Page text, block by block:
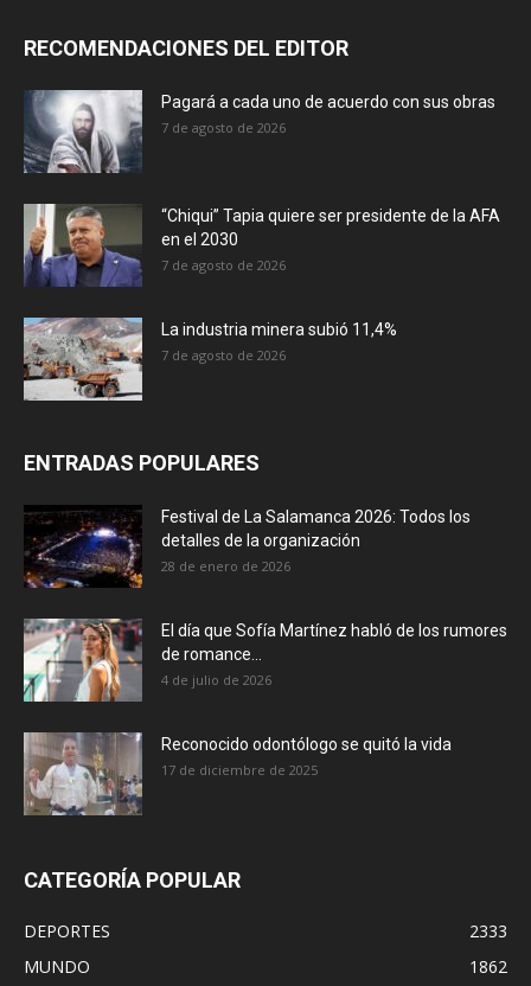
RECOMENDACIONES DEL EDITOR
Pagará a cada uno de acuerdo con sus obras
7 de agosto de 2026
“Chiqui” Tapia quiere ser presidente de la AFA
en el 2030
7 de agosto de 2026
La industria minera subió 11,4%
7 de agosto de 2026
ENTRADAS POPULARES
Festival de La Salamanca 2026: Todos los
detalles de la organización
28 de enero de 2026
El día que Sofía Martínez habló de los rumores
de romance...
4 de julio de 2026
Reconocido odontólogo se quitó la vida
17 de diciembre de 2025
CATEGORÍA POPULAR
DEPORTES
2333
MUNDO
1862